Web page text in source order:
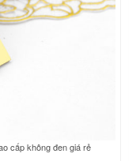
cấp không đen giá rẻ